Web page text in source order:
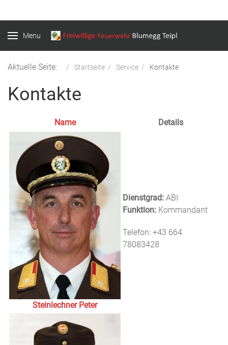
Menu
Aktuelle Seite: Startseite Service Kontakte
Kontakte
Name Details
Steinlechner Peter
Dienstgrad: ABI
Funktion: Kommandant
Telefon: +43 664
78083428